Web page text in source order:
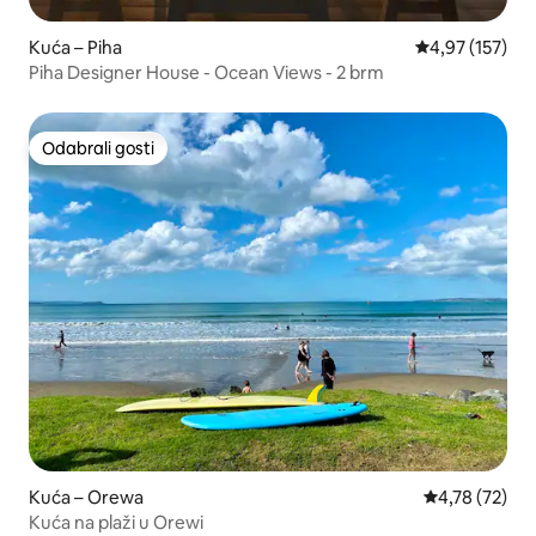
Kuća – Piha Prosječna
4,97 (157)
Piha Designer House - Ocean Views - 2 brm
Odabrali gosti
Odabrali gosti
Kuća – Orewa Prosječna
4,78 (72)
Kuća na plaži u Orewi